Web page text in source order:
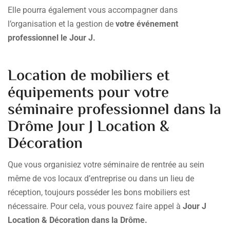
Elle pourra également vous accompagner dans
l’organisation et la gestion de votre événement
professionnel le Jour J.
Location de mobiliers et
équipements pour votre
séminaire professionnel dans la
Drôme Jour J Location &
Décoration
Que vous organisiez votre séminaire de rentrée au sein
même de vos locaux d’entreprise ou dans un lieu de
réception, toujours posséder les bons mobiliers est
nécessaire. Pour cela, vous pouvez faire appel à Jour J
Location & Décoration dans la Drôme.